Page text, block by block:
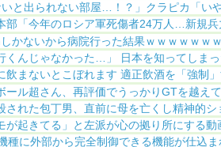
と出られない部屋…！？」クラピカ「いや
部「今年のロシア軍死傷者24万人…新規兵
かないから病院行った結果ｗｗｗｗｗｗｗ
くんじゃなかった…」 日本を知ってしまっ
飲まないとこぼれます 適正飲酒を「強制
ール超さん、再評価でうっかりGTを越えて
された包丁男、直前に母を亡くし精神的シ
が起きてる」と左派が心の拠り所にする動
種に外部から完全制御できる機能が仕込